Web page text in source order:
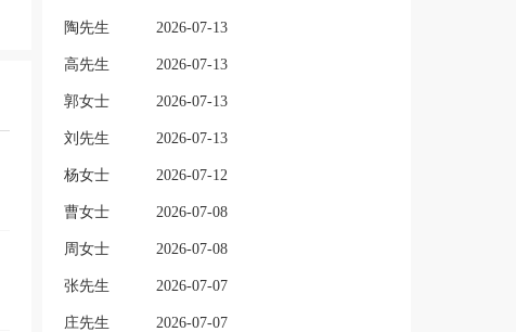
陶先生 2026-07-13
高先生 2026-07-13
郭女士 2026-07-13
刘先生 2026-07-13
杨女士 2026-07-12
曹女士 2026-07-08
周女士 2026-07-08
张先生 2026-07-07
庄先生 2026-07-07